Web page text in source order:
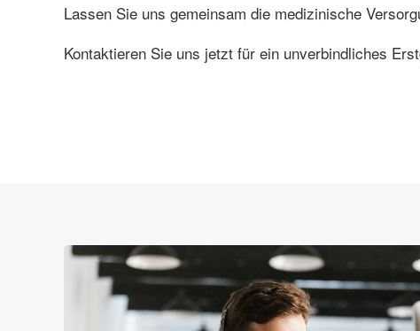
Lassen Sie uns gemeinsam die medizinische
Kontaktieren Sie uns jetzt für ein unverbindliches